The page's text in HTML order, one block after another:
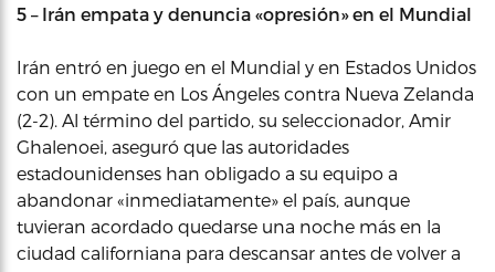
5 – Irán empata y denuncia «opresión» en el Mundial
Irán entró en juego en el Mundial y en Estados Unidos
con un empate en Los Ángeles contra Nueva Zelanda
(2-2). Al término del partido, su seleccionador, Amir
Ghalenoei, aseguró que las autoridades
estadounidenses han obligado a su equipo a
abandonar «inmediatamente» el país, aunque
tuvieran acordado quedarse una noche más en la
ciudad californiana para descansar antes de volver a